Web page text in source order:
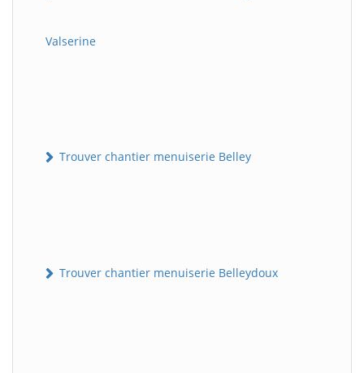
Valserine
Trouver chantier menuiserie Belley
Trouver chantier menuiserie Belleydoux